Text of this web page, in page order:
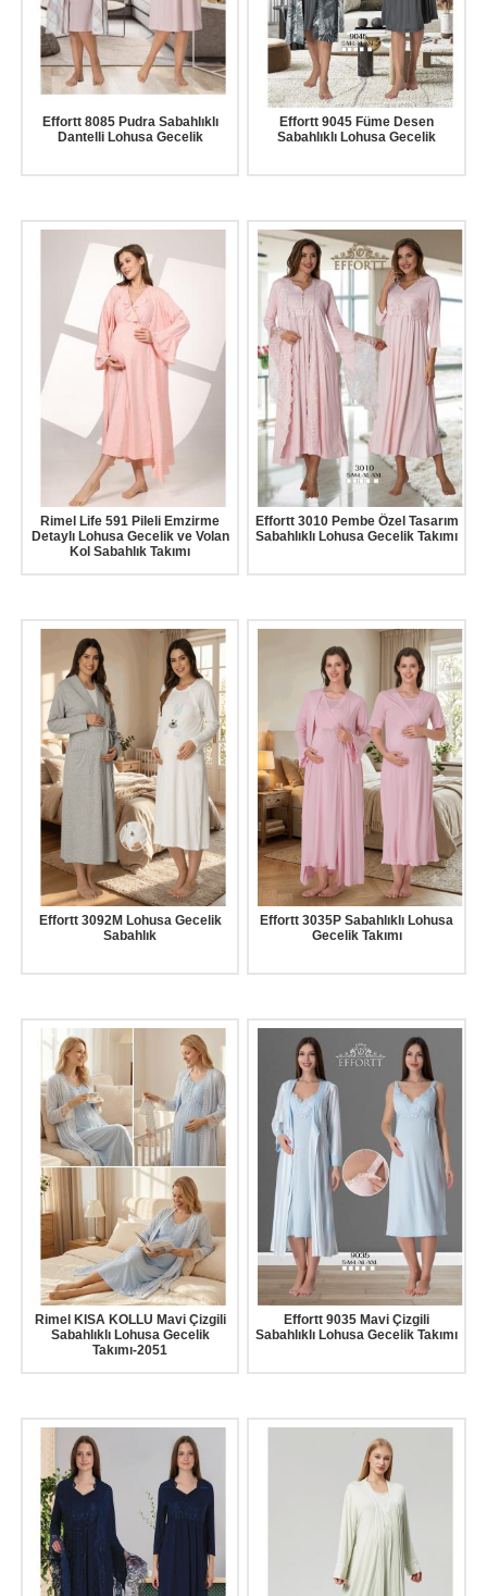
Effortt 8085 Pudra Sabahlıklı
Dantelli Lohusa Gecelik
Effortt 9045 Füme Desen
Sabahlıklı Lohusa Gecelik
Rimel Life 591 Pileli Emzirme
Detaylı Lohusa Gecelik ve Volan
Kol Sabahlık Takımı
Effortt 3010 Pembe Özel Tasarım
Sabahlıklı Lohusa Gecelik Takımı
Effortt 3092M Lohusa Gecelik
Sabahlık
Effortt 3035P Sabahlıklı Lohusa
Gecelik Takımı
Rimel KISA KOLLU Mavi Çizgili
Sabahlıklı Lohusa Gecelik
Takımı-2051
Effortt 9035 Mavi Çizgili
Sabahlıklı Lohusa Gecelik Takımı